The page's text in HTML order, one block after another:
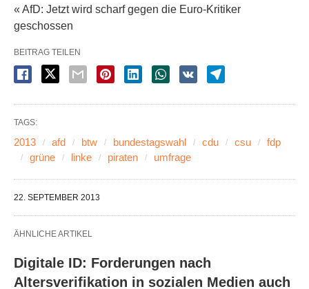
« AfD: Jetzt wird scharf gegen die Euro-Kritiker
geschossen
BEITRAG TEILEN
TAGS:
2013 afd btw bundestagswahl cdu csu
fdp
grüne
linke piraten umfrage
22. SEPTEMBER 2013
ÄHNLICHE ARTIKEL
Digitale ID: Forderungen nach
Altersverifikation in sozialen Medien auch